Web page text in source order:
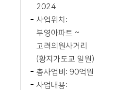
2024
사업위치:
부영아파트 ~
고려의원사거리
(황지가도교 일원)
총사업비: 90억원
사업내용: